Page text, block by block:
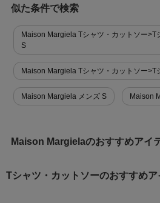
似た条件で検索
Maison Margiela Tシャツ・カットソー>T
S
Maison Margiela Tシャツ・カットソー>T
Maison Margiela メンズ S Maison
Maison Margielaのおすすめアイ
Tシャツ・カットソーのおすすめア